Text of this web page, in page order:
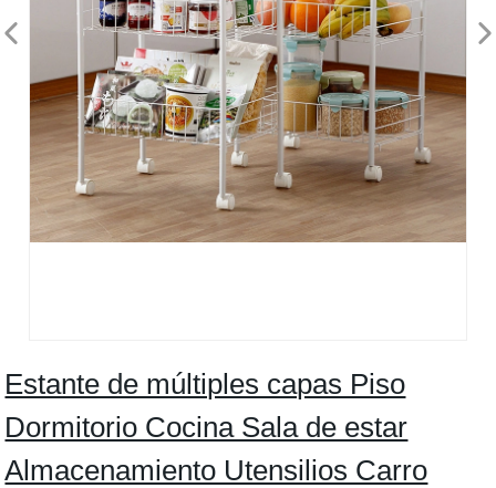
Estante de múltiples capas Piso
Dormitorio Cocina Sala de estar
Almacenamiento Utensilios Carro